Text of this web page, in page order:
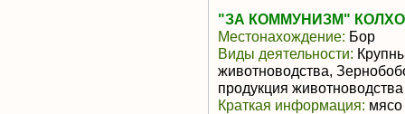
"ЗА КОММУНИЗМ"
Местонахождение: Бор
Виды деятельности:
животноводства,
продукция животноводства
Краткая информация: мясо